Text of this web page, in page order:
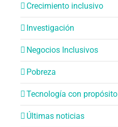
Crecimiento inclusivo
Investigación
Negocios Inclusivos
Pobreza
Tecnología con propósito
Últimas noticias